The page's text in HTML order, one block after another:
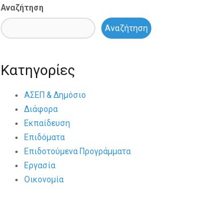
Αναζήτηση
Αναζήτηση
Κατηγορίες
ΑΣΕΠ & Δημόσιο
Διάφορα
Εκπαίδευση
Επιδόματα
Επιδοτούμενα Προγράμματα
Εργασία
Οικονομία